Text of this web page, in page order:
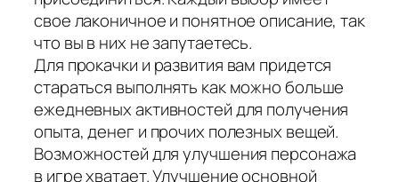
свое лаконичное и понятное описание, так
что вы в них не запутаетесь.
Для прокачки и развития вам придется
стараться выполнять как можно больше
ежедневных активностей для получения
опыта, денег и прочих полезных вещей.
Возможностей для улучшения персонажа
в игре хватает. Улучшение основной